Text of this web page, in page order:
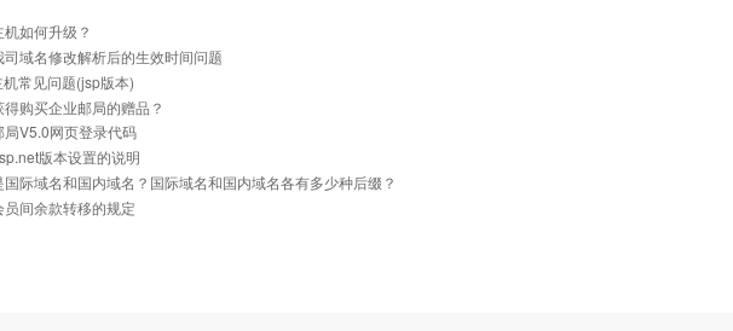
机如何升级？
司域名修改解析后的生效时间问题
常见问题(jsp版本)
得购买企业邮局的赠品？
局V5.0网页登录代码
版本设置的说明
国际域名和国内域名？国际域名和国内域名各有多少种后缀？
员间余款转移的规定